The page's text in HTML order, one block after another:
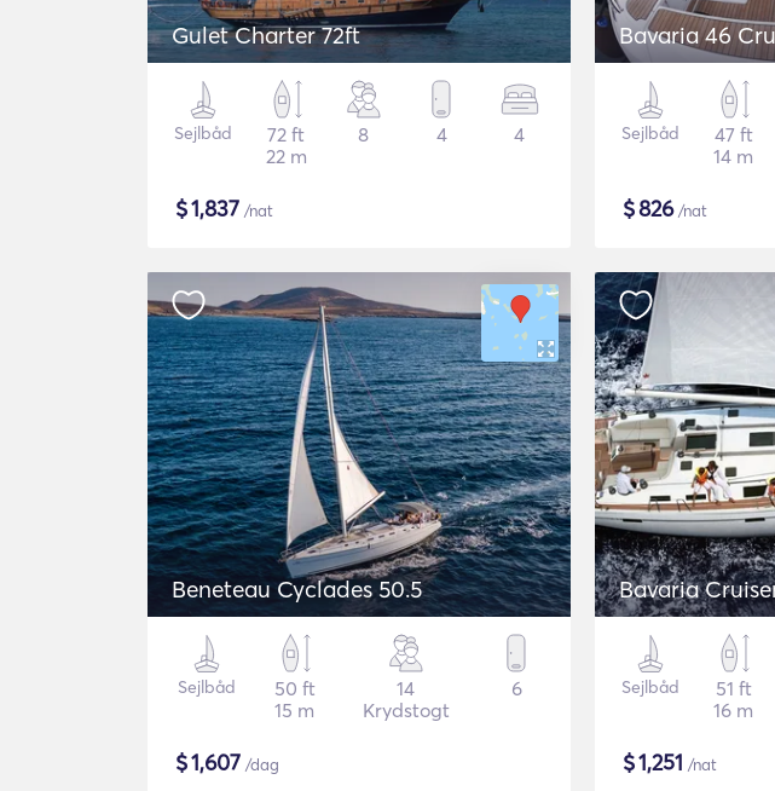
Gulet Charter 72ft
Sejlbåd
72 ft
22 m
8 4 4
$1,837 /nat
Bavaria 46
Sejlbåd
47 ft
14 m
$826/nat
Beneteau Cyclades 50.5
Sejlbåd
50 ft
15 m
14
Krydstogt
6
$1,607 /dag
Bavaria
Sejlbåd
51 ft
16 m
$1,251 /nat